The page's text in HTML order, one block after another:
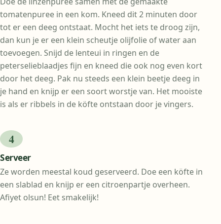
tomatenpuree in een kom. Kneed dit 2 minuten door
tot er een deeg ontstaat. Mocht het iets te droog zijn,
dan kun je er een klein scheutje olijfolie of water aan
toevoegen. Snijd de lenteui in ringen en de
peterselieblaadjes fijn en kneed die ook nog even kort
door het deeg. Pak nu steeds een klein beetje deeg in
je hand en knijp er een soort worstje van. Het mooiste
is als er ribbels in de köfte ontstaan door je vingers.
Serveer
Ze worden meestal koud geserveerd. Doe een köfte in
een slablad en knijp er een citroenpartje overheen.
Afiyet olsun! Eet smakelijk!